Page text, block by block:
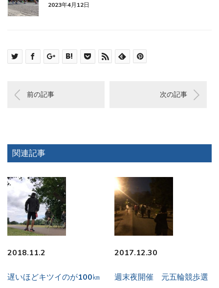
2023年4月12日
前の記事 次の記事
関連記事
2018.11.2
遅いほどキツイのが100㎞
2017.12.30
週末夜開催 元五輪競歩選